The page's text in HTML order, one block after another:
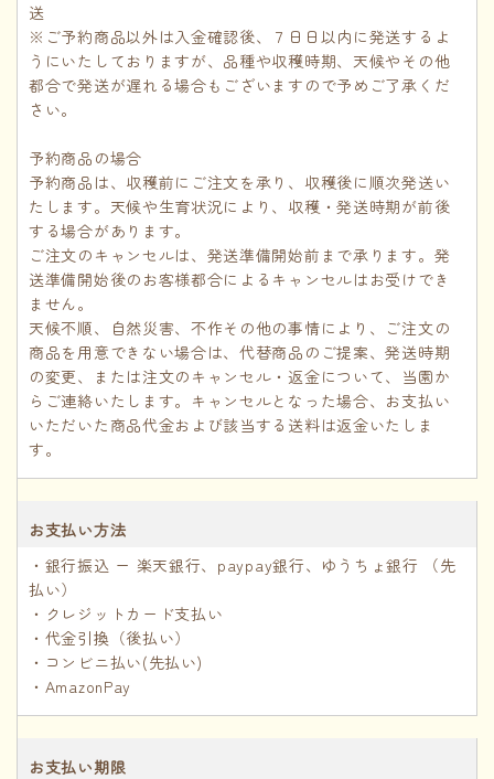
送
※ご予約商品以外は入金確認後、７日日以内に発送するよ
うにいたしておりますが、品種や収穫時期、天候やその他
都合で発送が遅れる場合もございますので予めご了承くだ
さい。
予約商品の場合
予約商品は、収穫前にご注文を承り、収穫後に順次発送い
たします。天候や生育状況により、収穫・発送時期が前後
する場合があります。
ご注文のキャンセルは、発送準備開始前まで承ります。発
送準備開始後のお客様都合によるキャンセルはお受けでき
ません。
天候不順、自然災害、不作その他の事情により、ご注文の
商品を用意できない場合は、代替商品のご提案、発送時期
の変更、または注文のキャンセル・返金について、当園か
らご連絡いたします。キャンセルとなった場合、お支払い
いただいた商品代金および該当する送料は返金いたしま
す。
お支払い方法
・銀行振込 ー 楽天銀行、paypay銀行、ゆうちょ銀行 （先
払い）
・クレジットカード支払い
・代金引換（後払い）
・コンビニ払い(先払い)
・AmazonPay
お支払い期限